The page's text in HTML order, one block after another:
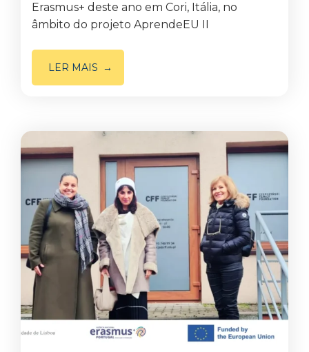
Erasmus+ deste ano em Cori, Itália, no
âmbito do projeto AprendeEU II
LER MAIS